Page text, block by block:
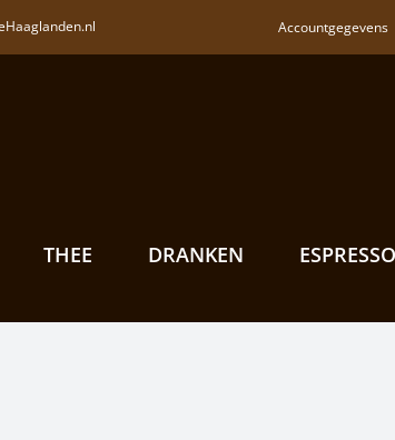
Accountgegevens
THEE DRANKEN